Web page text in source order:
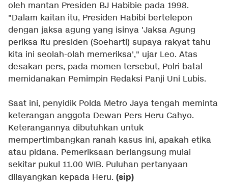
oleh mantan Presiden BJ Habibie pada 1998.
"Dalam kaitan itu, Presiden Habibi bertelepon
dengan jaksa agung yang isinya 'Jaksa Agung
periksa itu presiden (Soeharti) supaya rakyat tahu
kita ini seolah-olah memeriksa'," ujar Leo. Atas
desakan pers, pada momen tersebut, Polri batal
memidanakan Pemimpin Redaksi Panji Uni Lubis.
Saat ini, penyidik Polda Metro Jaya tengah meminta
keterangan anggota Dewan Pers Heru Cahyo.
Keterangannya dibutuhkan untuk
mempertimbangkan ranah kasus ini, apakah etika
atau pidana. Pemeriksaan berlangsung mulai
sekitar pukul 11.00 WIB. Puluhan pertanyaan
dilayangkan kepada Heru. (sip)